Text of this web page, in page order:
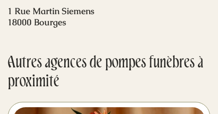
1 Rue Martin Siemens
18000 Bourges
Autres agences de pompes funèbres à
proximité